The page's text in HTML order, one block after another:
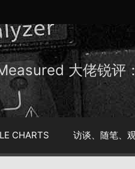
大佬锐评
CHARTS 访谈、随笔、